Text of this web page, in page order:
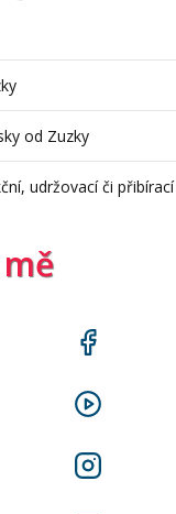
od Zuzky
udržovací či přibírací